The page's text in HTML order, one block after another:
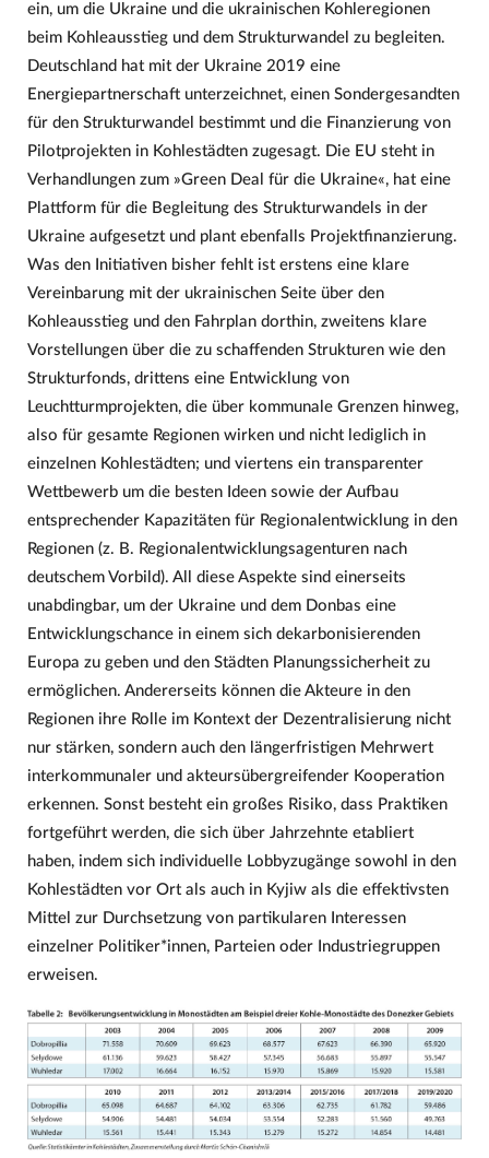
ein, um die Ukraine und die ukrainischen Kohleregionen
beim Kohleausstieg und dem Strukturwandel zu begleiten.
Deutschland hat mit der Ukraine 2019 eine
Energiepartnerschaft unterzeichnet, einen Sondergesandten
für den Strukturwandel bestimmt und die Finanzierung von
Pilotprojekten in Kohlestädten zugesagt. Die EU steht in
Verhandlungen zum »Green Deal für die Ukraine«, hat eine
Plattform für die Begleitung des Strukturwandels in der
Ukraine aufgesetzt und plant ebenfalls Projektfinanzierung.
Was den Initiativen bisher fehlt ist erstens eine klare
Vereinbarung mit der ukrainischen Seite über den
Kohleausstieg und den Fahrplan dorthin, zweitens klare
Vorstellungen über die zu schaffenden Strukturen wie den
Strukturfonds, drittens eine Entwicklung von
Leuchtturmprojekten, die über kommunale Grenzen hinweg,
also für gesamte Regionen wirken und nicht lediglich in
einzelnen Kohlestädten; und viertens ein transparenter
Wettbewerb um die besten Ideen sowie der Aufbau
entsprechender Kapazitäten für Regionalentwicklung in den
Regionen (z. B. Regionalentwicklungsagenturen nach
deutschem Vorbild). All diese Aspekte sind einerseits
unabdingbar, um der Ukraine und dem Donbas eine
Entwicklungschance in einem sich dekarbonisierenden
Europa zu geben und den Städten Planungssicherheit zu
ermöglichen. Andererseits können die Akteure in den
Regionen ihre Rolle im Kontext der Dezentralisierung nicht
nur stärken, sondern auch den längerfristigen Mehrwert
interkommunaler und akteursübergreifender Kooperation
erkennen. Sonst besteht ein großes Risiko, dass Praktiken
fortgeführt werden, die sich über Jahrzehnte etabliert
haben, indem sich individuelle Lobbyzugänge sowohl in den
Kohlestädten vor Ort als auch in Kyjiw als die effektivsten
Mittel zur Durchsetzung von partikularen Interessen
einzelner Politiker*innen, Parteien oder Industriegruppen
erweisen.